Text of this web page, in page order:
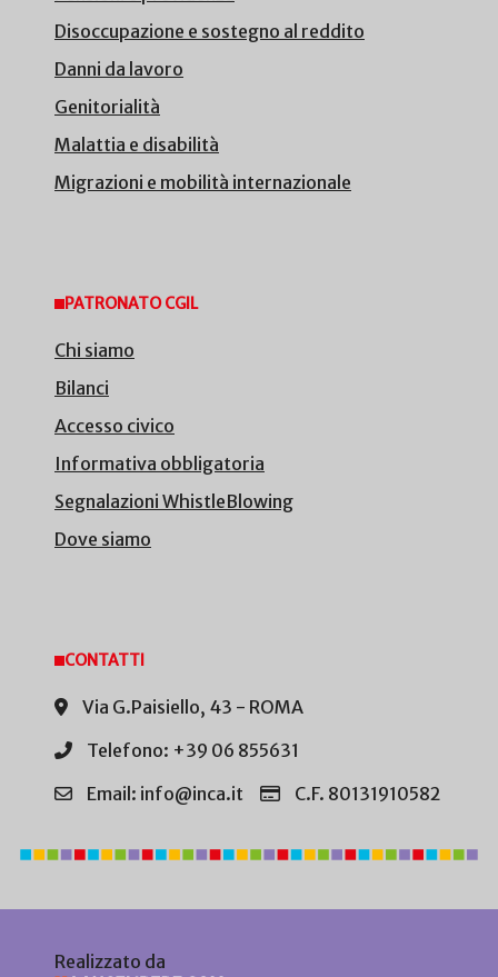
Disoccupazione e sostegno al reddito
Danni da lavoro
Genitorialità
Malattia e disabilità
Migrazioni e mobilità internazionale
PATRONATO CGIL
Chi siamo
Bilanci
Accesso civico
Informativa obbligatoria
Segnalazioni WhistleBlowing
Dove siamo
CONTATTI
Via G.Paisiello, 43 - ROMA
Telefono: +39 06 855631
Email: info@inca.it
C.F. 80131910582
Realizzato da